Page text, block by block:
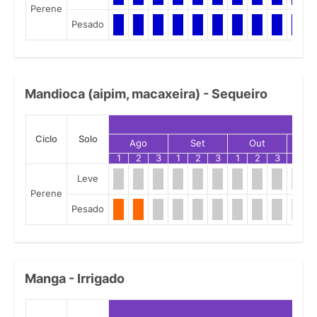
Perene
Pesado
Mandioca (aipim, macaxeira) - Sequeiro
Ciclo Solo Ago Set Out
1
2 3 1 2 3 1 2 3
Perene
Leve
Pesado
Manga - Irrigado